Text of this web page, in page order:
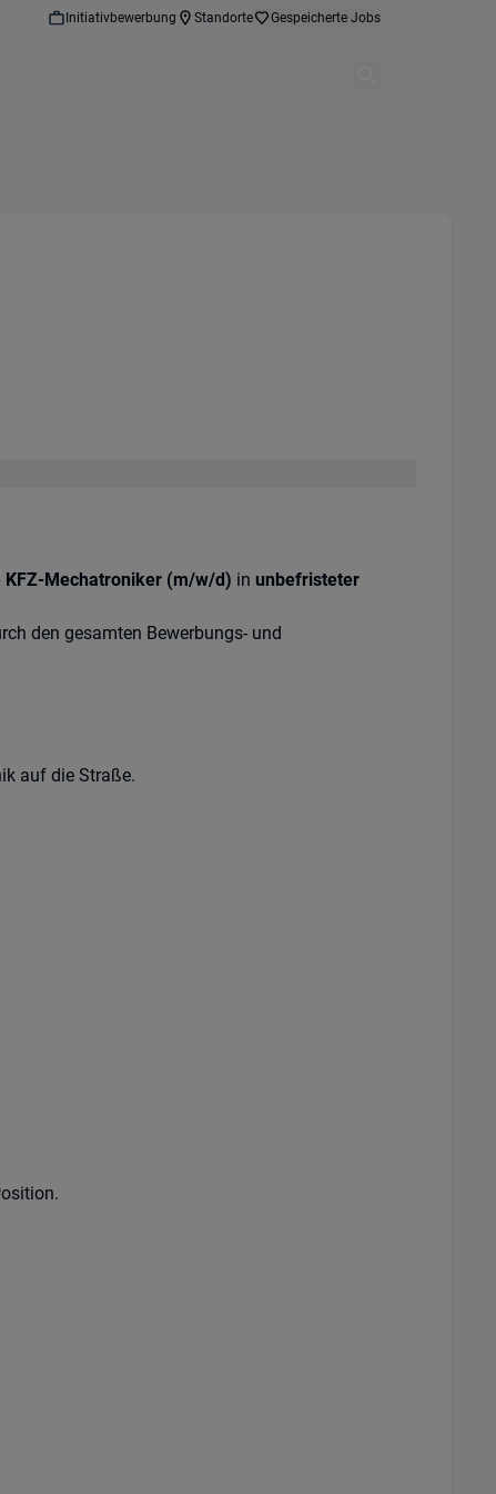
Initiativbewerbung Standorte Gespeicherte Jobs
KFZ-Mechatroniker (m/w/d) in unbefristeter
den gesamten Bewerbungs- und
auf die Straße.